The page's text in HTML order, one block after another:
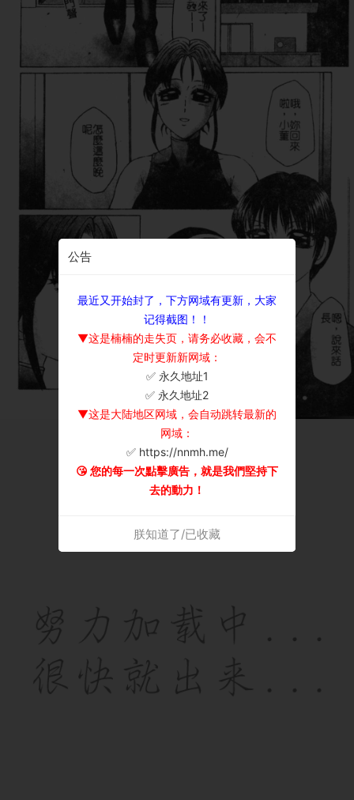
公告
最近又开始封了，下方网域有更新，大家
记得截图！！
▼这是楠楠的走失页，请务必收藏，会不
定时更新新网域：
✅ 永久地址1
✅ 永久地址2
▼这是大陆地区网域，会自动跳转最新的
网域：
✅ https://nnmh.me/
😘 您的每一次點擊廣告，就是我們堅持下
去的動力！
朕知道了/已收藏